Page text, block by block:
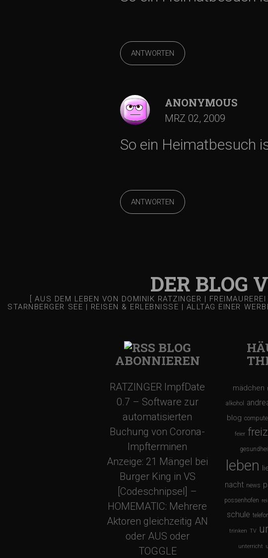
o
ANTWORTEN
ANONYMOUS
MRZ 02, 2009
So ein Heimatbesuch
ANTWORTEN
DER BLOG
[ AUS DEM LEBEN VON DOMINIK RATZINGER |
STARNBERGER SEE | REISEN & ERLEBNISSE | ALLTAG EINER
BLOG
ABONNIEREN
RATZINGER ImpfDate
0.7 – Software zur
automatisierten
Buchung von Corona-
Impfterminen
Anzeige: 21 Mängel bei
Burger King in VS
[Codeschnipsel] –
HOMEMATIC: Mehrere
Aktoren gleichzeitig AN
oder AUS oder
TOGGLE
mädchen
alkohol
blog
feier
leben
nacht news
possenhofen
schule
trinken TV
unterricht